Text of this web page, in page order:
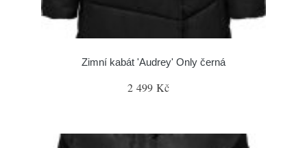
Zimní kabát 'Audrey' Only černá
2 499 Kč